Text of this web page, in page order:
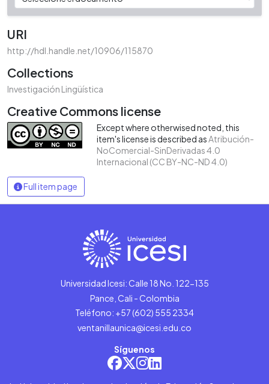
URI
http://hdl.handle.net/10906/115870
Collections
Investigación Lingüística
Creative Commons license
Except where otherwised noted, this
item's license is described asAtribución-
NoComercial-SinDerivadas 4.0
Internacional (CC BY-NC-ND 4.0)
Full item page
Universidad Icesi: Calle 18 No. 122-135
Pance, Cali - Colombia
Teléfono: +57 (602) 555 2334
ventanillaunica@icesi.edu.co
Síguenos